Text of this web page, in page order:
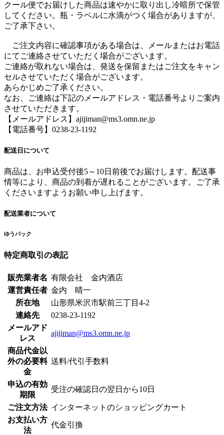
クール便でお届けした商品は速やかに取り出し冷暗所で保管
してください。瓶・ラベルに水滴がつく場合がありますが、
ご了承下さい。
ご注文内容に確認事項がある場合は、メールまたはお電話
にてご連絡させていただく場合がございます。
ご連絡が取れない場合は、発送を保留またはご注文をキャン
セルさせていただく場合がございます。
あらかじめご了承ください。
なお、ご連絡は下記のメールアドレス・電話番号よりご案内
させていただきます。
【メールアドレス】ajijiman@ms3.omn.ne.jp
【電話番号】0238-23-1192
配送日について
商品は、お申込受付後5～10日前後でお届けします。配送事
情等により、商品の到着が遅れることがございます。ご了承
くださいますようお願い申し上げます。
配送業者について
ゆうパック
特定商取引の表記
販売業者名 有限会社 金内酒店
運営責任者 金内 晴一
所在地
山形県米沢市駅前三丁目4-2
連絡先
0238-23-1192
メールアド
レス
ajijiman@ms3.omn.ne.jp
商品代金以
外の必要料
金
送料/代引手数料
申込の有効
期限
受注の確認日の翌日から10日
ご注文方法 インターネットのショッピングカート
お支払い方
法
代金引換